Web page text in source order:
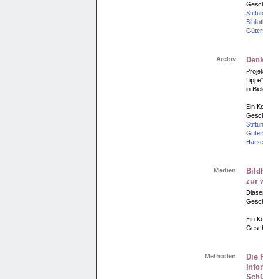
Archiv
in
Ein
Medien
zur
Ein
Methoden
Die